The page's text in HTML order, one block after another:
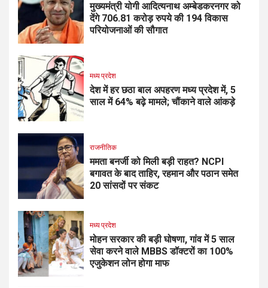
मुख्यमंत्री योगी आदित्यनाथ अम्बेडकरनगर को
देंगे 706.81 करोड़ रुपये की 194 विकास
परियोजनाओं की सौगात
मध्य प्रदेश
देश में हर छठा बाल अपहरण मध्य प्रदेश में, 5
साल में 64% बढ़े मामले; चौंकाने वाले आंकड़े
राजनीतिक
ममता बनर्जी को मिली बड़ी राहत? NCPI
बगावत के बाद ताहिर, रहमान और पठान समेत
20 सांसदों पर संकट
मध्य प्रदेश
मोहन सरकार की बड़ी घोषणा, गांव में 5 साल
सेवा करने वाले MBBS डॉक्टरों का 100%
एजुकेशन लोन होगा माफ